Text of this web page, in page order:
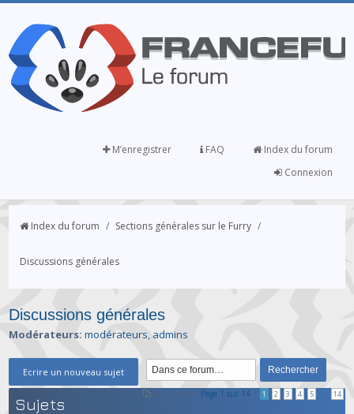
Index du forum
FAQ
M’enregistrer
Connexion
Index du forum / Sections générales sur le Furry /
Discussions générales
Discussions générales
Modérateurs: modérateurs,admins
Ecrire un nouveau sujet
Page 1 sur 14• 1 2 3 4 5 14
Sujets